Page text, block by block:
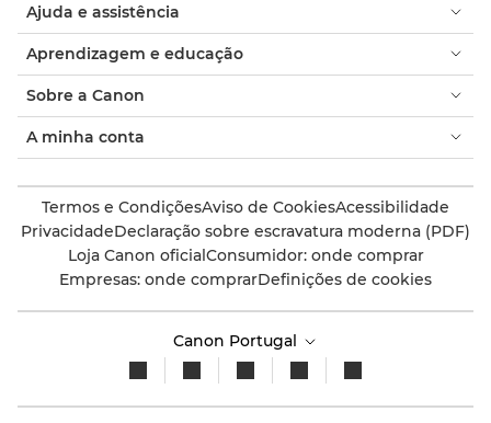
Ajuda e assistência
Aprendizagem e educação
Sobre a Canon
A minha conta
Termos e CondiçõesAviso de CookiesAcessibilidade
PrivacidadeDeclaração sobre escravatura moderna (PDF)
Loja Canon oficialConsumidor: onde comprar
Empresas: onde comprarDefinições de cookies
Canon Portugal